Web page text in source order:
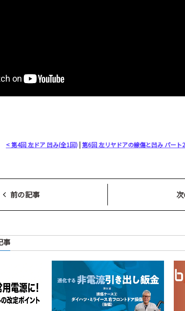
< 第4回 左ドア 凹み(全1回) |第6回 左リヤドアの線傷と凹み パート
前の記事
事